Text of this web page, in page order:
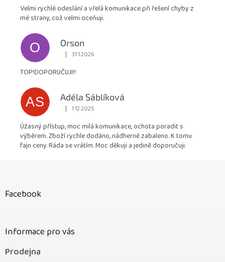
Velmi rychlé odeslání a vřelá komunikace při řešení chyby z
mé strany, což velmi oceňuji.
O
Orson
Hodnocení obchodu je 5 z 5 hvězdiček.
| 31.1.2026
TOP!DOPORUČUJI!!
AS
Adéla Sáblíková
Hodnocení obchodu je 5 z 5 hvězdiček.
| 1.12.2025
Úžasný přístup, moc milá komunikace, ochota poradit s
výběrem. Zboží rychle dodáno, nádherně zabaleno. K tomu
fajn ceny. Ráda se vrátím. Moc děkuji a jedině doporučuji.
Facebook
Informace pro vás
Prodejna